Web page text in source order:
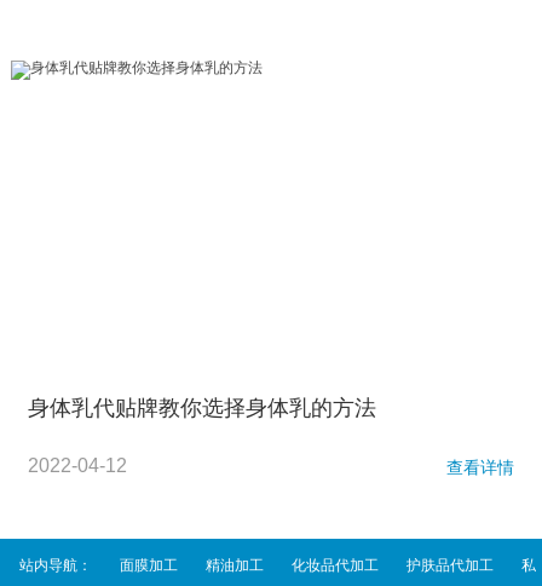
身体乳代贴牌教你选择身体乳的方法
2022-04-12 查看详情
站内导航： 面膜加工 精油加工 化妆品代加工 护肤品代加工
私